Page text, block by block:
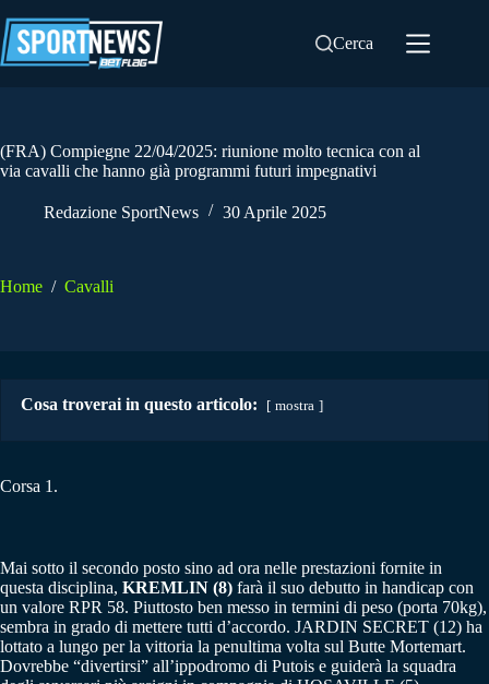
al
contenuto
Cerca
(FRA) Compiegne 22/04/2025: riunione molto tecnica con al
via cavalli che hanno già programmi futuri impegnativi
Redazione SportNews 30 Aprile 2025
Home / Cavalli
Cosa troverai in questo articolo: mostra
Corsa 1.
Mai sotto il secondo posto sino ad ora nelle prestazioni fornite in
questa disciplina, KREMLIN (8) farà il suo debutto in handicap con
un valore RPR 58. Piuttosto ben messo in termini di peso (porta 70kg),
sembra in grado di mettere tutti d’accordo. JARDIN SECRET (12) ha
lottato a lungo per la vittoria la penultima volta sul Butte Mortemart.
Dovrebbe “divertirsi” all’ippodromo di Putois e guiderà la squadra